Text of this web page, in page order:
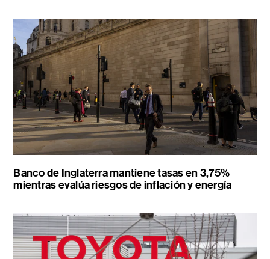
Banco de Inglaterra mantiene tasas en 3,75%
mientras evalúa riesgos de inflación y energía